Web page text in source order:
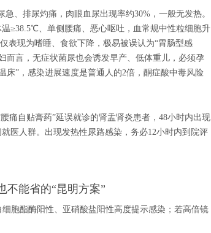
、排尿灼痛，肉眼血尿出现率约30%，一般无发热。
温≥38.5℃、单侧腰痛、恶心呕吐，血常规中性粒细胞升
表现为嗜睡、食欲下降，极易被误认为“胃肠型感
而言，无症状菌尿也会诱发早产、低体重儿，必须孕
床”，感染进展速度是普通人的2倍，酮症酸中毒风险
痛自贴膏药”延误就诊的肾盂肾炎患者，48小时内出现
医人群。出现发热性尿路感染，务必12小时内到院评
不能省的“昆明方案”
胞酯酶阳性、亚硝酸盐阳性高度提示感染；若高倍镜